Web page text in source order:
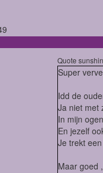
Quote
Super
Idd de
Ja niet met
In mijn
En jezelf
Je trekt
Maar goed